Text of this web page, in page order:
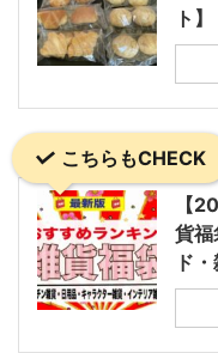
ト】
こちらもCHECK
【
貨
ド